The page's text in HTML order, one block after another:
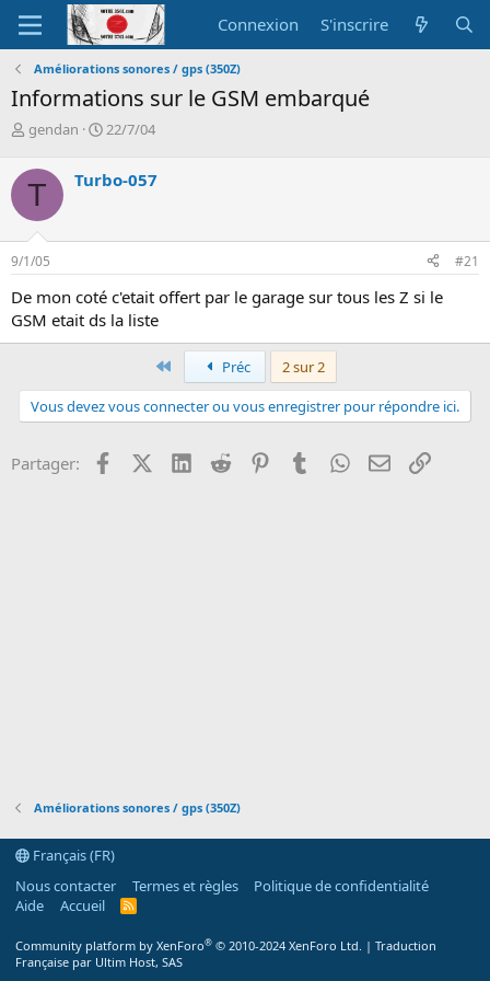
Connexion S'inscrire
Améliorations sonores / gps (350Z)
Informations sur le GSM embarqué
A
t
e
u
r
d
e
a
d
i
u
s
i
gendan
D
e
d
b
u
t
22/7/04
T Turbo-057
9/1/05 #21
De mon coté c'etait offert par le garage sur tous les Z si le
GSM etait ds la liste
PremierPréc
2 sur 2
Vous devez vous connecter ou vous enregistrer pour répondre ici.
Partager: FacebookX (Twitter)
LinkedInReddit PinterestTumblrWhatsApp
EmailLien
Améliorations sonores / gps (350Z)
Français (FR)
Nous contacter
Termes et règles
Politique de confidentialité
Aide
Accueil
R
Community platform by XenForo® © 2010-2024 XenForo Ltd. | Traduction
Française par Ultim Host, SAS